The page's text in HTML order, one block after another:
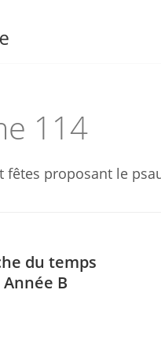
114
fêtes proposant le
du temps
B